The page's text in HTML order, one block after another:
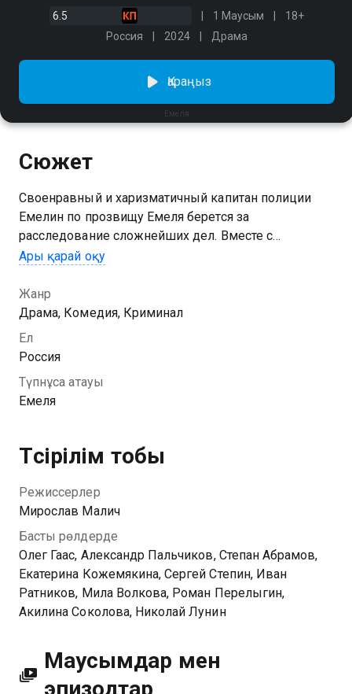
6.5 1 Маусым
18+
Россия
2024 Драма
Емеля
Қараңыз
Сюжет
Своенравный и харизматичный капитан полиции
Емелин по прозвищу Емеля берется за
расследование сложнейших дел. Вместе с
коллегами, капитанами Васиным и Долбуновым и
разом раскрывает самые запутанные преступления.
Начальство недолюбливает Емелю за
своевольность и непредсказуемость. Однако
эффективная работа капитана вынуждает боссов
сотрудника.
Ары қарай оқу
Жанр
Драма, Комедия, Криминал
Ел
Россия
Түпнұсқа атауы
Емеля
Түсірілім тобы
Режиссерлер
Мирослав Малич
Басты рөлдерде
Олег Гаас, Александр Пальчиков, Степан Абрамов,
Екатерина Кожемякина, Сергей Степин, Иван
Ратников, Мила Волкова, Роман Перелыгин,
Акилина Соколова, Николай Лунин
Маусымдар мен